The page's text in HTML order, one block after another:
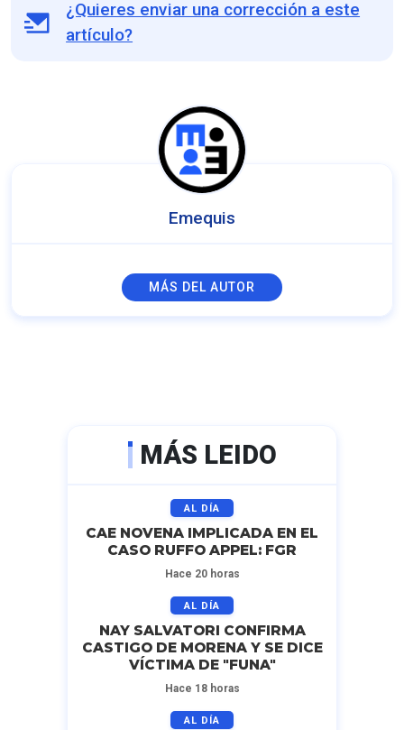
¿Quieres enviar una corrección a este
artículo?
Emequis
MÁS DEL AUTOR
MÁS LEIDO
AL DÍA
CAE NOVENA IMPLICADA EN EL
CASO RUFFO APPEL: FGR
Hace 20 horas
AL DÍA
NAY SALVATORI CONFIRMA
CASTIGO DE MORENA Y SE DICE
VÍCTIMA DE "FUNA"
Hace 18 horas
AL DÍA